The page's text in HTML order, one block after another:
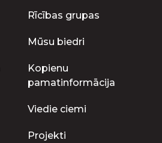
Rīcības grupas
Mūsu biedri
Kopienu
pamatinformācija
Viedie ciemi
Projekti